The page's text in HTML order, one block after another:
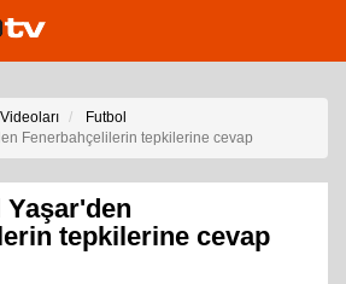
Futbol
Fenerbahçelilerin tepkilerine cevap
Yaşar'den
tepkilerine cevap